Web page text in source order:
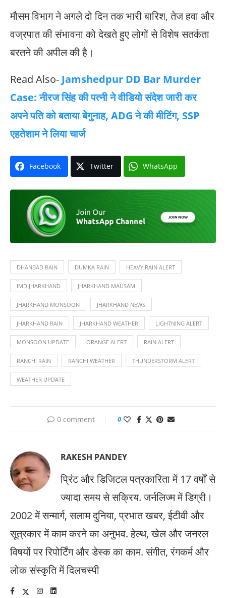
मौसम विभाग ने अगले दो दिन तक भारी बारिश, तेज हवा और
वज्रपात की संभावना को देखते हुए लोगों से विशेष सतर्कता
बरतने की अपील की है।
Read Also- Jamshedpur DD Bar Murder
Case: नीरज सिंह की पत्नी ने वीडियो संदेश जारी कर
अपने पति को बताया बेगुनाह, ADG ने की मीटिंग, SSP
एहतेशाम ने लिया चार्ज
Facebook Twitter WhatsApp
DHANBAD RAIN DUMKA RAIN HEAVY RAIN ALERT
IMD JHARKHAND JHARKHAND MAUSAM
JHARKHAND MONSOON JHARKHAND NEWS
JHARKHAND RAIN JHARKHAND WEATHER LIGHTNING ALERT
MONSOON UPDATE ORANGE ALERT RAIN ALERT
RANCHI RAIN RANCHI WEATHER THUNDERSTORM ALERT
WEATHER UPDATE
0 comment 0
RAKESH PANDEY
प्रिंट और डिजिटल पत्रकारिता में 17 वर्षों से
ज्यादा समय से सक्रिय. जर्नलिज्म में डिग्री।
2002 में सन्मार्ग, सलाम दुनिया, प्रभात खबर, ईटीवी और
सूत्रकार में काम करने का अनुभव. हेल्थ, खेल और जनरल
विषयों पर रिपोर्टिंग और डेस्क का काम. संगीत, रंगकर्म और
लोक संस्कृति में दिलचस्पी